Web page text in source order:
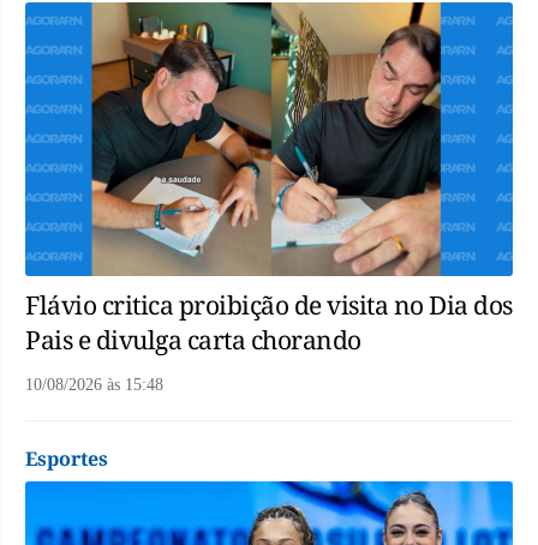
Flávio critica proibição de visita no Dia dos
Pais e divulga carta chorando
10/08/2026 às 15:48
Esportes